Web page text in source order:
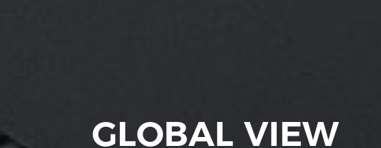
GLOBAL VIEW